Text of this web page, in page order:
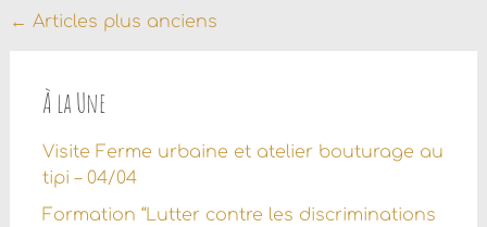
Navigation
articles
← Articles plus anciens
À la Une
Visite Ferme urbaine et atelier bouturage au
tipi – 04/04
Formation “Lutter contre les discriminations